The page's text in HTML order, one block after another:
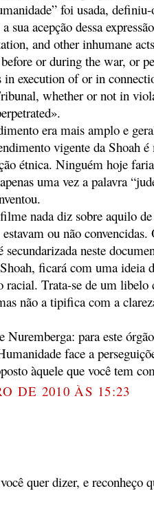
foi usada,
sua acepção dessa
and other inhumane
or during the war, or
in execution of or in
whether or not in
era mais amplo e
vigente da Shoah
étnica. Ninguém hoje
uma vez a palavra
nada diz sobre aquilo de
estavam ou não
secundarizada neste
ficará com uma ideia
racial. Trata-se de um libelo
não a tipifica com a
para este
face a
àquele que você tem
DE 2010 ÀS 15:23
quer dizer, e reconheço